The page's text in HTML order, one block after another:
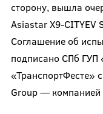
сторону, вышла
Asiastar X9-CITYEV
Соглашение об
подписано СПб ГУП
«ТранспортФесте»
Group —